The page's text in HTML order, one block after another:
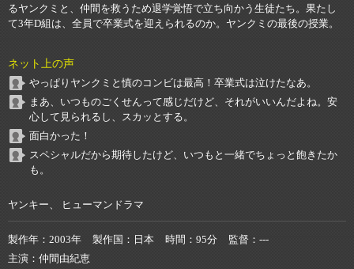
るヤンクミと、仲間を救うため退学覚悟で立ち向かう生徒たち。果たし
て3年D組は、全員で卒業式を迎えられるのか。ヤンクミの最後の授業。
ネット上の声
やっぱりヤンクミと慎のコンビは最高！卒業式は泣けたなあ。
まあ、いつものごくせんって感じだけど、それがいいんだよね。安
心して見られるし、スカッとする。
面白かった！
スペシャルだから期待したけど、いつもと一緒でちょっと飽きたか
も。
ヤンキー、 ヒューマンドラマ
製作年 2003年 製作国 日本 時間 95分 監督
---
主演
仲間由紀恵